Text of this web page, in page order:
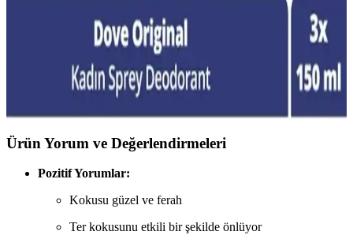
Türkiye’de Ailelere Uygun Güvenli ve Doğal İçerikli
Yerli Deodorant Markaları
Türkiye’de ailelerin güvenle kullanabileceği, doğal içerikli ve
kimyasal içermeyen yerli deodorant markaları öne çıkıyor. Bu
ürünler, çocuklar ve hassas ciltler için uygun, tahriş ve alerji riskini
azaltan seçenekler sunuyor.
Ürün Yorum ve Değerlendirmeleri
Pozitif Yorumlar:
Kokusu güzel ve ferah
Ter kokusunu etkili bir şekilde önlüyor